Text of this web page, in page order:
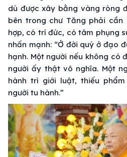
dù được xây bằng vàng ròng
bên trong chư Tăng phải cần
hợp, có trí đức, có tâm phụng
nhấn mạnh: “Ở đời quý ở đạo
hạnh. Một người nếu không có
người ấy thật vô nghĩa. Một
hành trì giới luật, thiếu
người tu hành.”